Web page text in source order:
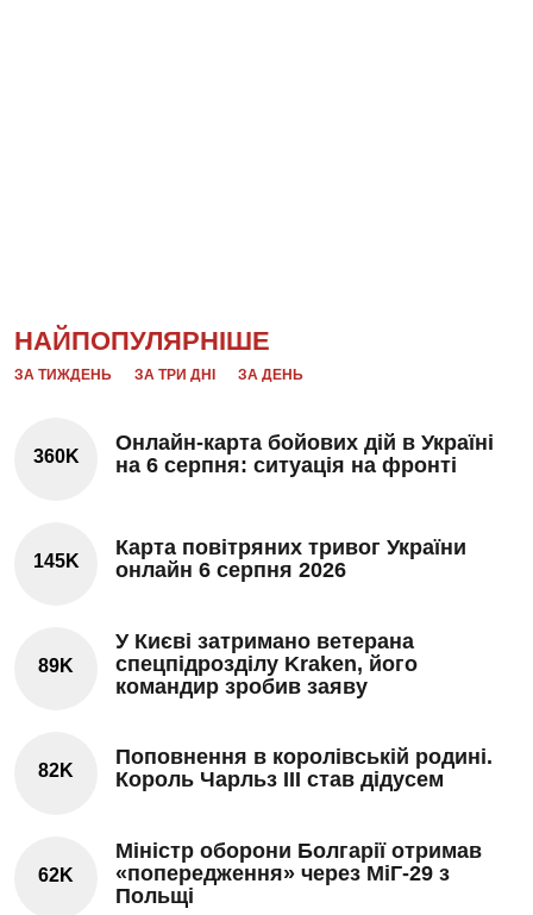
НАЙПОПУЛЯРНІШЕ
ЗА ТИЖДЕНЬ ЗА ТРИ ДНІ ЗА ДЕНЬ
360K
Онлайн-карта бойових дій в Україні
на 6 серпня: ситуація на фронті
145K
Карта повітряних тривог України
онлайн 6 серпня 2026
89K
У Києві затримано ветерана
спецпідрозділу Kraken, його
командир зробив заяву
82K
Поповнення в королівській родині.
Король Чарльз III став дідусем
62K
Міністр оборони Болгарії отримав
«попередження» через МіГ-29 з
Польщі